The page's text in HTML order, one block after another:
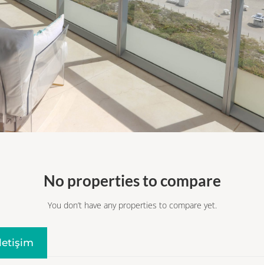
No properties to compare
You don’t have any properties to compare yet.